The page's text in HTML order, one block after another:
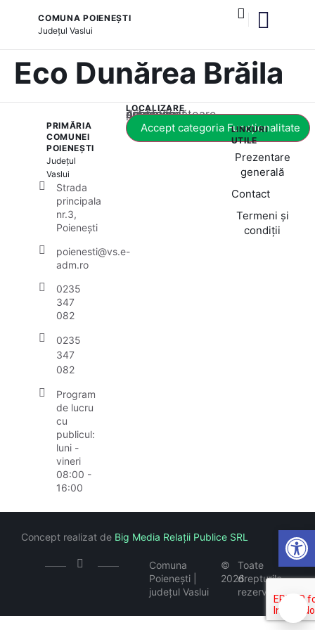
COMUNA POIENEȘTI
JudețulVaslui
Eco Dunărea Brăila
PRIMĂRIA
COMUNEI
POIENEȘTI
Județul
Vaslui
Strada
principala
nr.3,
Poienești
poienesti@vs.e-
adm.ro
0235
347
082
0235
347
082
Program
de lucru
cu
publicul:
luni -
vineri
08:00 -
16:00
LOCALIZARE
Acest conținut este blocat până când acceptați categoria corespunzătoare de cookie-uri.
Accept categoria Funcționalitate
LINKURI
UTILE
Prezentare
generală
Contact
Termeni și
condiții
Comuna
Poienești |
județul Vaslui
©
2026
Toate
drepturile
rezervate
Concept realizat de Big Media Relații Publice SRL